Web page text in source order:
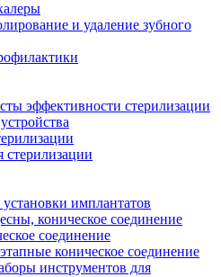
и удаление зубного
эффективности стерилизации
стерилизации
имплантатов
коническое соединение
соединение
коническое соединение
инструментов для